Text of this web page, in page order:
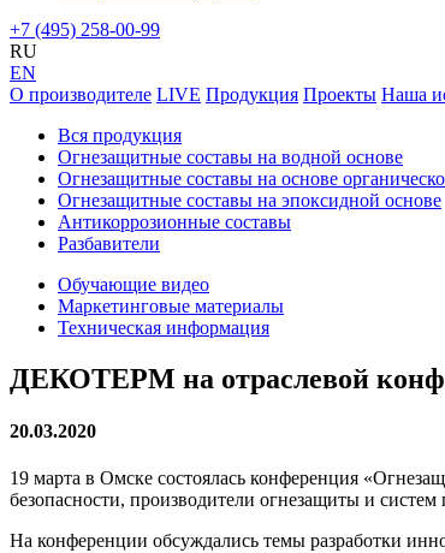
+7 (495) 258-00-99
RU
EN
О производителе LIVE Продукция Проекты Наша
Вся продукция
Огнезащитные cоставы на водной основе
Огнезащитные составы на основе
Огнезащитные составы на эпоксидной основе
Антикоррозионные составы
Разбавители
Обучающие видео
Маркетинговые материалы
Техническая информация
ДЕКОТЕРМ на отраслевой
20.03.2020
19 марта в Омске состоялась конференция
безопасности, производители огнезащиты и
На конференции обсуждались темы разработки